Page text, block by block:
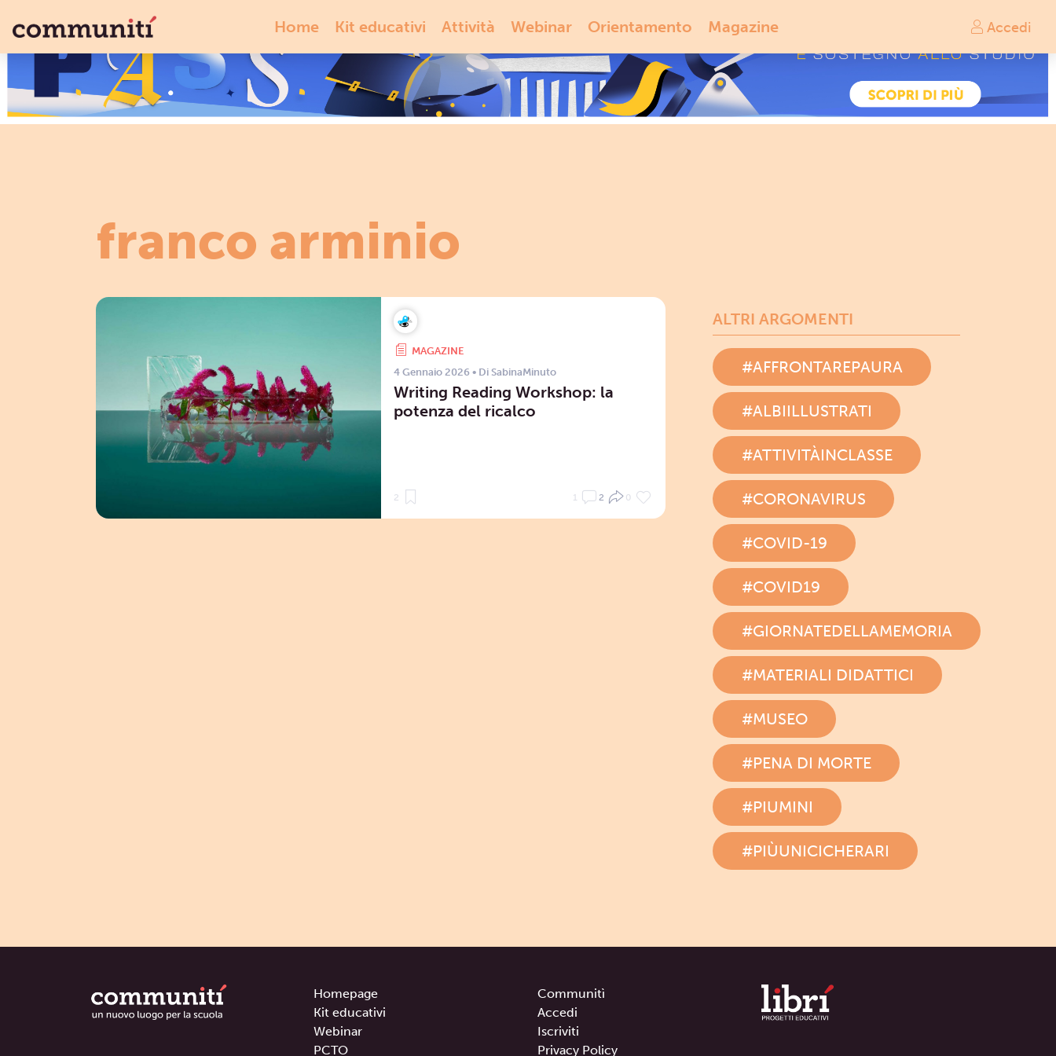
Home Kit educativi Attività Webinar Orientamento Magazine Accedi
franco arminio
MAGAZINE
4 Gennaio 2026 • Di SabinaMinuto
Writing Reading Workshop: la
potenza del ricalco
2 1 2 0
ALTRI ARGOMENTI
#AFFRONTAREPAURA
#ALBIILLUSTRATI
#ATTIVITÀINCLASSE
#CORONAVIRUS
#COVID-19
#COVID19
#GIORNATEDELLAMEMORIA
#MATERIALI DIDATTICI
#MUSEO
#PENA DI MORTE
#PIUMINI
#PIÙUNICICHERARI
Homepage
Kit educativi
Webinar
PCTO
Communitì
Accedi
Iscriviti
Privacy Policy